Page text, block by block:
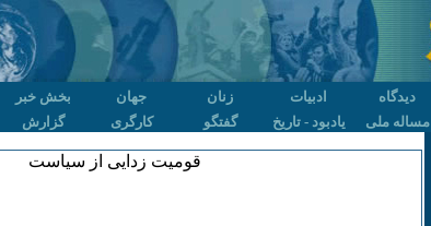
دیدگاه ادبیات زنان جهان بخش خبر
مساله ملی یادبود - تاریخ گفتگو کارگری گزارش
قومیت زدایی از سیاست